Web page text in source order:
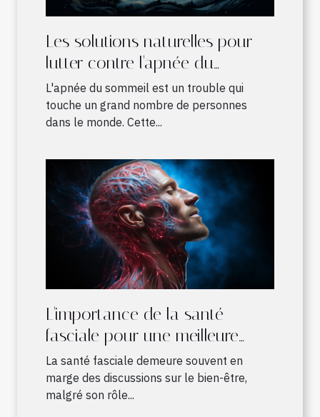
Les solutions naturelles pour
lutter contre l'apnée du
sommeil
L'apnée du sommeil est un trouble qui
touche un grand nombre de personnes
dans le monde. Cette...
L'importance de la santé
fasciale pour une meilleure
qualité de vie
La santé fasciale demeure souvent en
marge des discussions sur le bien-être,
malgré son rôle...